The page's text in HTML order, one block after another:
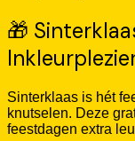
🎁
Sinterklaas is hét
knutselen. Deze
feestdagen extra